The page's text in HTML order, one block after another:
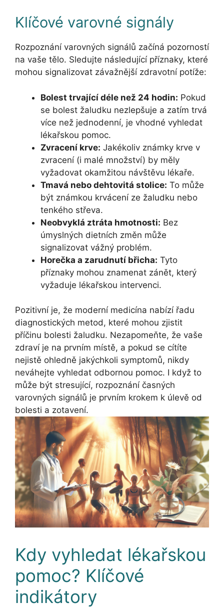
Klíčové varovné signály
Rozpoznání varovných signálů začíná pozorností
na vaše tělo. Sledujte následující příznaky, které
mohou signalizovat závažnější zdravotní potíže:
Bolest trvající déle než 24 hodin: Pokud
se bolest žaludku nezlepšuje a zatím trvá
více než jednodenní, je vhodné vyhledat
lékařskou pomoc.
Zvracení krve: Jakékoliv známky krve v
zvracení (i malé množství) by měly
vyžadovat okamžitou návštěvu lékaře.
Tmavá nebo dehtovitá stolice: To může
být známkou krvácení ze žaludku nebo
tenkého střeva.
Neobvyklá ztráta hmotnosti: Bez
úmyslných dietních změn může
signalizovat vážný problém.
Horečka a zarudnutí břicha: Tyto
příznaky mohou znamenat zánět, který
vyžaduje lékařskou intervenci.
Pozitivní je, že moderní medicína nabízí řadu
diagnostických metod, které mohou zjistit
příčinu bolesti žaludku. Nezapomeňte, že vaše
zdraví je na prvním místě, a pokud se cítíte
nejistě ohledně jakýchkoli symptomů, nikdy
neváhejte vyhledat odbornou pomoc. I když to
může být stresující, rozpoznání časných
varovných signálů je prvním krokem k úlevě od
bolesti a zotavení.
Kdy vyhledat lékařskou
pomoc? Klíčové
indikátory